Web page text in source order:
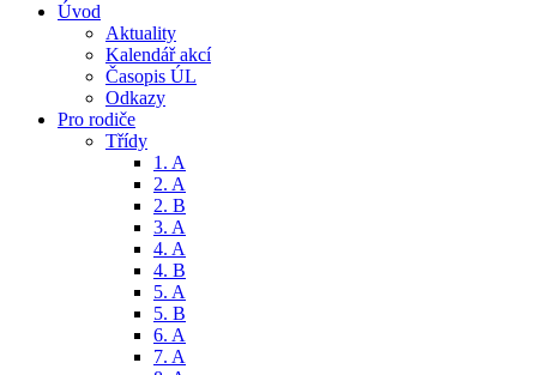
Úvod
Aktuality
Kalendář akcí
Časopis ÚL
Odkazy
Pro rodiče
Třídy
1. A
2. A
2. B
3. A
4. A
4. B
5. A
5. B
6. A
7. A